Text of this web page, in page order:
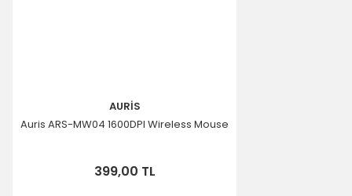
AURİS
Auris ARS-MW04 1600DPI Wireless Mouse
399,00 TL